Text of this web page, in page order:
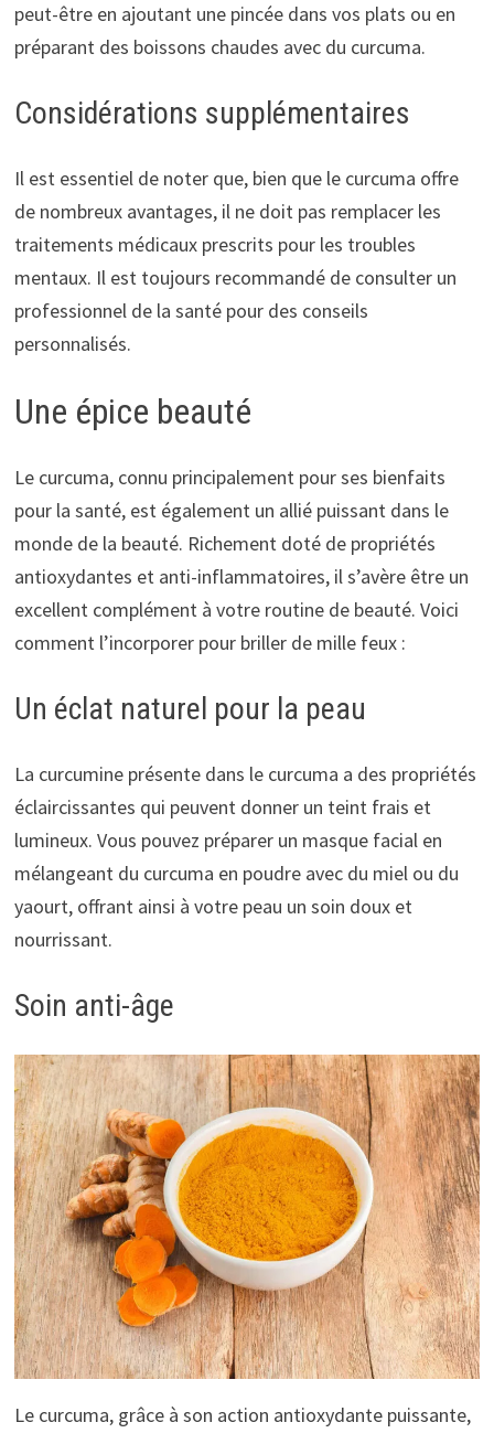
peut-être en ajoutant une pincée dans vos plats ou en
préparant des boissons chaudes avec du curcuma.
Considérations supplémentaires
Il est essentiel de noter que, bien que le curcuma offre
de nombreux avantages, il ne doit pas remplacer les
traitements médicaux prescrits pour les troubles
mentaux. Il est toujours recommandé de consulter un
professionnel de la santé pour des conseils
personnalisés.
Une épice beauté
Le curcuma, connu principalement pour ses bienfaits
pour la santé, est également un allié puissant dans le
monde de la beauté. Richement doté de propriétés
antioxydantes et anti-inflammatoires, il s’avère être un
excellent complément à votre routine de beauté. Voici
comment l’incorporer pour briller de mille feux :
Un éclat naturel pour la peau
La curcumine présente dans le curcuma a des propriétés
éclaircissantes qui peuvent donner un teint frais et
lumineux. Vous pouvez préparer un masque facial en
mélangeant du curcuma en poudre avec du miel ou du
yaourt, offrant ainsi à votre peau un soin doux et
nourrissant.
Soin anti-âge
Le curcuma, grâce à son action antioxydante puissante,